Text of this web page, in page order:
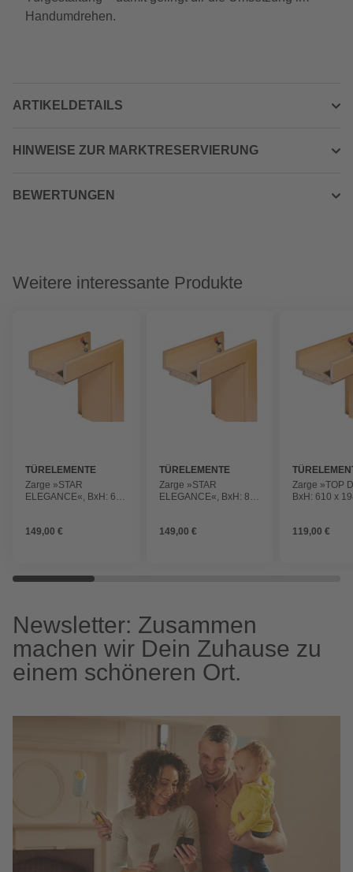
Handumdrehen.
ARTIKELDETAILS
HINWEISE ZUR MARKTRESERVIERUNG
BEWERTUNGEN
Weitere interessante Produkte
TÜRELEMENTE
BORNE
Zarge »STAR
ELEGANCE«, BxH: 610
rechts
149,00 €
TÜRELEMENTE
BORNE
Zarge »STAR
ELEGANCE«, BxH: 860
rechts
149,00 €
BORNE
Zarge »TOP
BxH: 610 x
rechts
119,00 €
Newsletter: Zusammen
machen wir Dein Zuhause zu
einem schöneren Ort.